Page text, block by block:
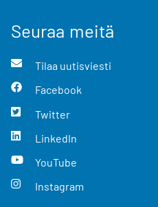
Seuraa meitä
Tilaa uutisviesti
Facebook
Twitter
LinkedIn
YouTube
Instagram